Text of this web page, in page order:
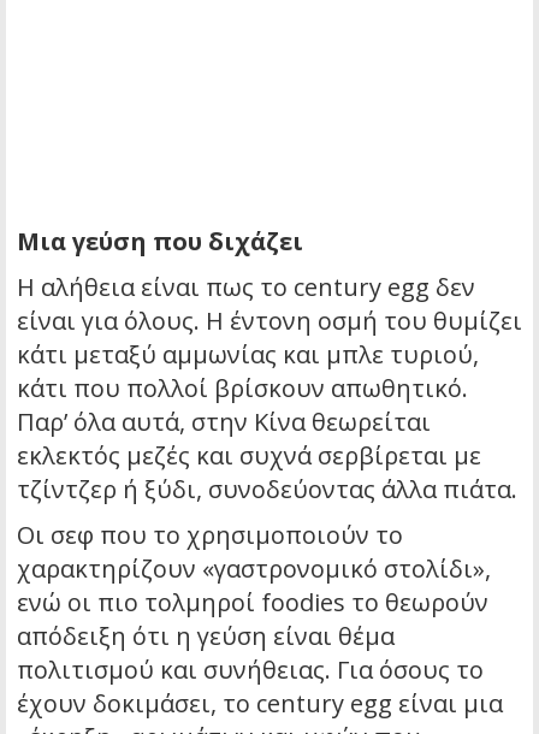
Μια γεύση που διχάζει
Η αλήθεια είναι πως το century egg δεν
είναι για όλους. Η έντονη οσμή του θυμίζει
κάτι μεταξύ αμμωνίας και μπλε τυριού,
κάτι που πολλοί βρίσκουν απωθητικό.
Παρ’ όλα αυτά, στην Κίνα θεωρείται
εκλεκτός μεζές και συχνά σερβίρεται με
τζίντζερ ή ξύδι, συνοδεύοντας άλλα πιάτα.
Οι σεφ που το χρησιμοποιούν το
χαρακτηρίζουν «γαστρονομικό στολίδι»,
ενώ οι πιο τολμηροί foodies το θεωρούν
απόδειξη ότι η γεύση είναι θέμα
πολιτισμού και συνήθειας. Για όσους το
έχουν δοκιμάσει, το century egg είναι μια